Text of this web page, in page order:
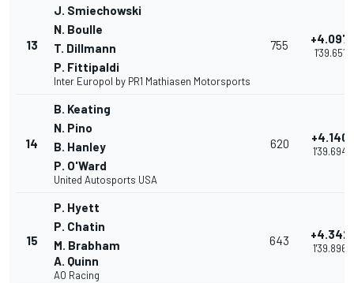
13
J. Smiechowski
N. Boulle
T. Dillmann
P. Fittipaldi
Inter Europol by PR1 Mathiasen Motorsports
755 +4.097
1'39.651
14
B. Keating
N. Pino
B. Hanley
P. O'Ward
United Autosports USA
620 +4.140
1'39.694
15
P. Hyett
P. Chatin
M. Brabham
A. Quinn
AO Racing
643 +4.342
1'39.896